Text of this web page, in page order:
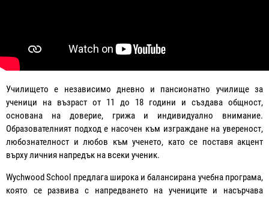
Училището е независимо дневно и пансионатно училище за
ученици на възраст от 11 до 18 години и създава общност,
основана на доверие, грижа и индивидуално внимание.
Образователният подход е насочен към изграждане на увереност,
любознателност и любов към ученето, като се поставя акцент
върху личния напредък на всеки ученик.
Wychwood School предлага широка и балансирана учебна програма,
която се развива с напредването на учениците и насърчава